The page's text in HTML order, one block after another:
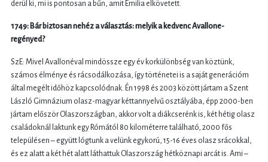
derül ki, mi is pontosan a bűn, amit Emilia elkövetett.
1749: Bár biztosan nehéz a választás: melyik a kedvenc Avallone-
regényed?
SzE: Mivel Avallonéval mindössze egy év korkülönbség van köztünk,
számos élménye és rácsodálkozása, így történetei is a saját generációm
által megélt időhöz kapcsolódnak. Én 1998 és 2003 között jártam a Szent
László Gimnázium olasz-magyar kéttannyelvű osztályába, épp 2000-ben
jártam először Olaszországban, akkor volt a diákcserénk is, két hétig olasz
családoknál laktunk egy Rómától 80 kilométerre található, 2000 fős
településen – együtt lógtunk a velünk egykorú, 15-16 éves olasz srácokkal,
és ez alatt a két hét alatt láthattuk Olaszország hétköznapi arcát is. Ami –